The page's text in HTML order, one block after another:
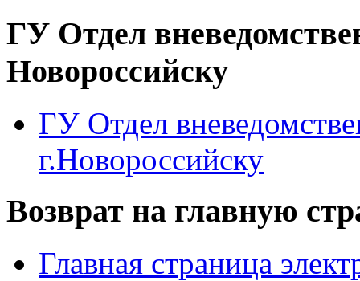
ГУ Отдел
Новороссийску
ГУ Отдел
г.Новороссийску
Возврат на главную
Главная страница